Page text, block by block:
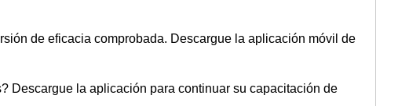
de eficacia comprobada. Descargue la aplicación móvil de
Descargue la aplicación para continuar su capacitación de